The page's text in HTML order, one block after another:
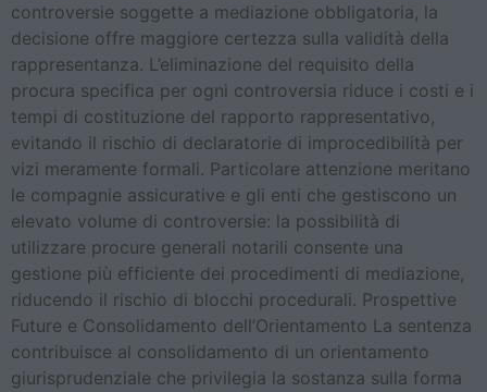
controversie soggette a mediazione obbligatoria, la
decisione offre maggiore certezza sulla validità della
rappresentanza. L’eliminazione del requisito della
procura specifica per ogni controversia riduce i costi e i
tempi di costituzione del rapporto rappresentativo,
evitando il rischio di declaratorie di improcedibilità per
vizi meramente formali. Particolare attenzione meritano
le compagnie assicurative e gli enti che gestiscono un
elevato volume di controversie: la possibilità di
utilizzare procure generali notarili consente una
gestione più efficiente dei procedimenti di mediazione,
riducendo il rischio di blocchi procedurali. Prospettive
Future e Consolidamento dell’Orientamento La sentenza
contribuisce al consolidamento di un orientamento
giurisprudenziale che privilegia la sostanza sulla forma